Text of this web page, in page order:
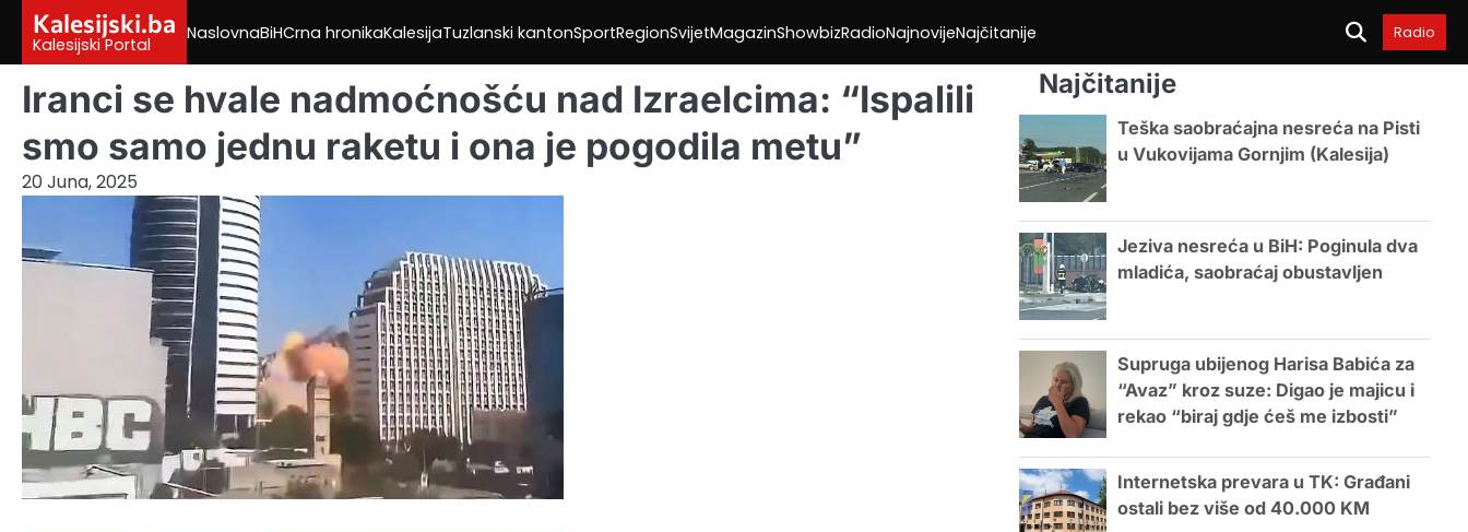
content
Kalesijski.ba
Kalesijski Portal
NaslovnaBiHCrna hronikaKalesijaTuzlanski kantonSportRegionSvijetMagazinShowbizRadioNajnovijeNajčitanije Radio
Iranci se hvale nadmoćnošću nad Izraelcima: “Ispalili
smo samo jednu raketu i ona je pogodila metu”
20 Juna, 2025
Najčitanije
Teška saobraćajna nesreća na Pisti
u Vukovijama Gornjim (Kalesija)
Jeziva nesreća u BiH: Poginula dva
mladića, saobraćaj obustavljen
Supruga ubijenog Harisa Babića za
“Avaz” kroz suze: Digao je majicu i
rekao “biraj gdje ćeš me izbosti”
Internetska prevara u TK: Građani
ostali bez više od 40.000 KM